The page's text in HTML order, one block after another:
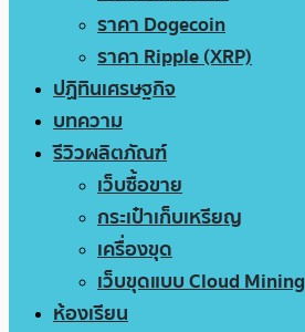
ราคา Dogecoin
ราคา Ripple (XRP)
ปฏิทินเศรษฐกิจ
บทความ
รีวิวผลิตภัณฑ์
เว็บซื้อขาย
กระเป๋าเก็บเหรียญ
เครื่องขุด
เว็บขุดแบบ Cloud Mining
ห้องเรียน